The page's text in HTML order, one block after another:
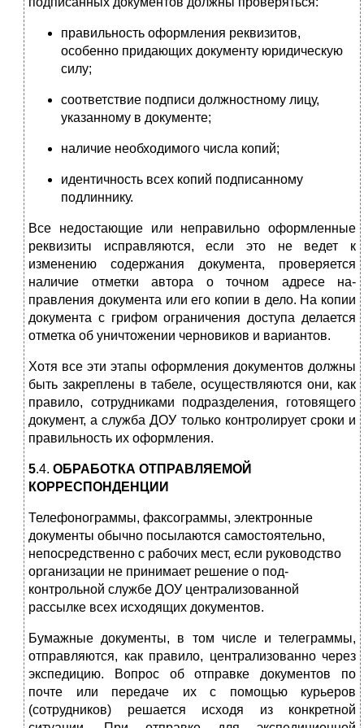
правильность оформления реквизитов,
особенно придаю­щих документу юридическую
силу;
соответствие подписи должностному лицу,
указанному в документе;
наличие необходимого числа копий;
идентичность всех копий подписанному
подлиннику.
Все недостающие или неправильно оформленные
реквизиты исправляются, если это не ведет к
изменению содержания доку­мента, проверяется
наличие отметки автора о точном адресе на­
правления документа или его копии в дело. На копии
документа с грифом ограничения доступа делается
отметка об уничтожении черновиков и вариантов.
Хотя все эти этапы оформления документов должны
быть за­креплены в табеле, осуществляются они, как
правило, сотрудни­ками подразделения, готовящего
документ, а служба ДОУ только контролирует сроки и
правильность их оформления.
5.4. ОБРАБОТКА ОТПРАВЛЯЕМОЙ
КОРРЕСПОНДЕНЦИИ
Телефонограммы, факсограммы, электронные
документы обычно посылаются самостоятельно,
непосредственно с рабочих мест, если руководство
организации не принимает решение о под­
контрольной службе ДОУ централизованной
рассылке всех исхо­дящих документов.
Бумажные документы, в том числе и телеграммы,
отправляют­ся, как правило, централизованно через
экспедицию. Вопрос об отправке документов по
почте или передаче их с помощью курье­ров
(сотрудников) решается исходя из конкретной